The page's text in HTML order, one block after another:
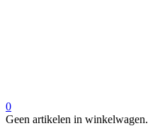
0
Geen artikelen in winkelwagen.